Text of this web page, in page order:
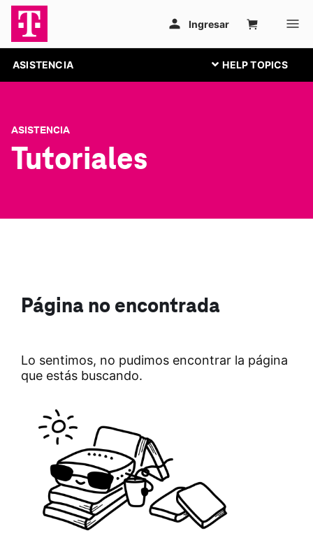
ASISTENCIA
ASISTENCIA
Tutoriales